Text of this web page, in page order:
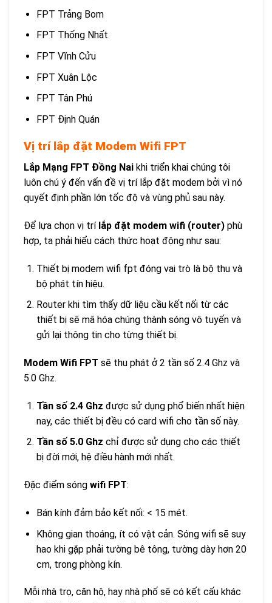
FPT Trảng Bom
FPT Thống Nhất
FPT Vĩnh Cửu
FPT Xuân Lộc
FPT Tân Phú
FPT Định Quán
Vị trí lắp đặt Modem Wifi FPT
Lắp Mạng FPT Đồng Nai khi triển khai chúng tôi
luôn chú ý đến vấn đề vị trí lắp đặt modem bởi vì nó
quyết định phần lớn tốc độ và vùng phủ sau này.
Để lựa chọn vị trí lắp đặt modem wifi (router) phù
hợp, ta phải hiểu cách thức hoạt động như sau:
Thiết bị modem wifi fpt đóng vai trò là bộ thu và
bộ phát tín hiệu.
Router khi tìm thấy dữ liệu cầu kết nối từ các
thiết bị sẽ mã hóa chúng thành sóng vô tuyến và
gửi lại thông tin cho từng thiết bị.
Modem Wifi FPT sẽ thu phát ở 2 tần số 2.4 Ghz và
5.0 Ghz.
Tần số 2.4 Ghz được sử dụng phổ biến nhất hiện
nay, các thiết bị đều có card wifi cho tần số này.
Tần số 5.0 Ghz chỉ được sử dụng cho các thiết
bị đời mới, hệ điều hành mới nhất.
Đặc điểm sóng wifi FPT:
Bán kính đảm bảo kết nối: < 15 mét.
Không gian thoáng, ít có vật cản. Sóng wifi sẽ suy
hao khi gặp phải tường bê tông, tường dày hơn 20
cm, trong phòng kín.
Mỗi nhà trọ, căn hộ, hay nhà phố sẽ có kết cấu khác